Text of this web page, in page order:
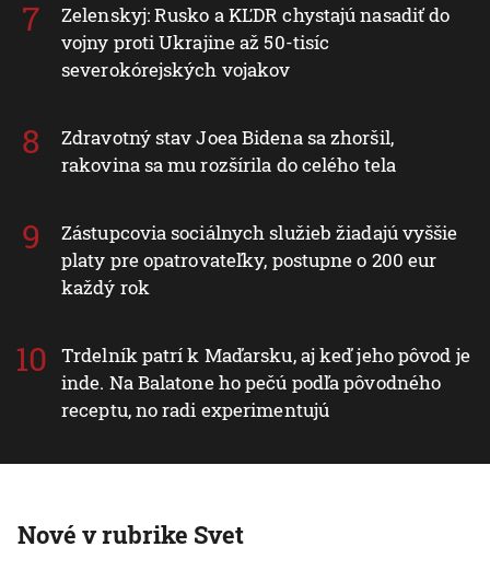
Zelenskyj: Rusko a KĽDR chystajú nasadiť do
vojny proti Ukrajine až 50-tisíc
severokórejských vojakov
Zdravotný stav Joea Bidena sa zhoršil,
rakovina sa mu rozšírila do celého tela
Zástupcovia sociálnych služieb žiadajú vyššie
platy pre opatrovateľky, postupne o 200 eur
každý rok
Trdelník patrí k Maďarsku, aj keď jeho pôvod je
inde. Na Balatone ho pečú podľa pôvodného
receptu, no radi experimentujú
Nové v rubrike Svet